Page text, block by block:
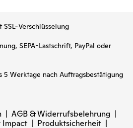
Verschlüsselung
SEPA-Lastschrift, PayPal oder
5 Werktage nach Auftragsbestätigung
| AGB & Widerrufsbelehrung |
Impact | Produktsicherheit |